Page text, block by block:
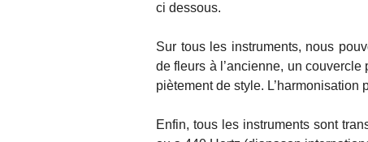
ci dessous.
Sur tous les instruments, nous
de fleurs à l’ancienne, un
piètement de style.
Enfin, tous les instruments sont